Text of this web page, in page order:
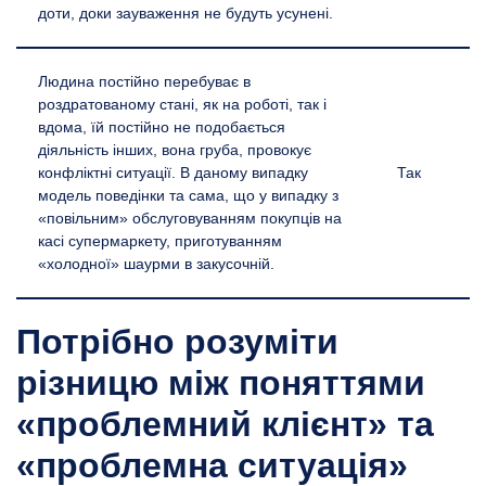
доти, доки зауваження не будуть усунені.
Людина постійно перебуває в
роздратованому стані, як на роботі, так і
вдома, їй постійно не подобається
діяльність інших, вона груба, провокує
конфліктні ситуації. В даному випадку
модель поведінки та сама, що у випадку з
«повільним» обслуговуванням покупців на
касі супермаркету, приготуванням
«холодної» шаурми в закусочній.
Так
Потрібно розуміти
різницю між поняттями
«проблемний клієнт» та
«проблемна ситуація»